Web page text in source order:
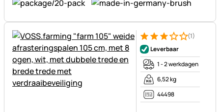
Beoordeling: 3 van 5 (1
1 Bewertung
(1)
Leverbaar
1 - 2 werkdagen
6,52 kg
44498